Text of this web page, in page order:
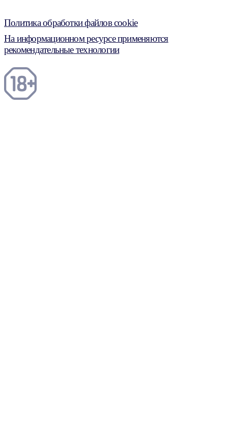
Политика обработки файлов cookie
На информационном ресурсе применяются
рекомендательные технологии